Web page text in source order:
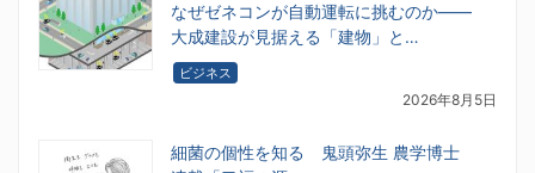
なぜゼネコンが自動運転に挑むのか――
大成建設が見据える「建物」と…
ビジネス
2026年8月5日
細菌の個性を知る 鬼頭弥生 農学博士